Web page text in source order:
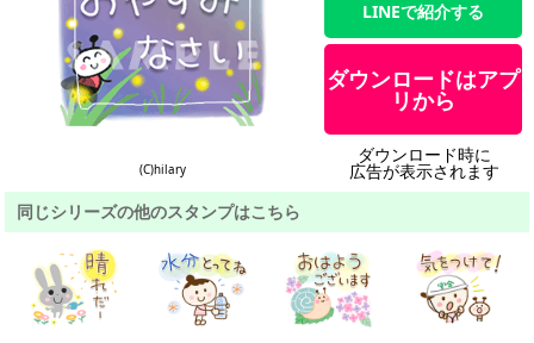
(C)hilary
LINEで紹介する
ダウンロードはアプ
リから
ダウンロード時に
広告が表示されます
同じシリーズの他のスタンプはこちら